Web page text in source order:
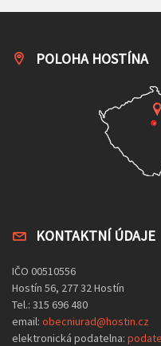
POLOHA HOSTÍNA
KONTAKTNÍ ÚDAJE
IČO 00510556
Hostín 56, 277 32 Hostín
Tel.: 315 696 480
email: obecniurad@hostin.cz
elektronická podatelna: